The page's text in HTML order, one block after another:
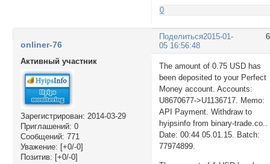
0
Поделиться2015-01-
05 16:56:48
onliner-76
Активный участник
Зарегистрирован: 2014-03-29
Приглашений: 0
Сообщений: 771
Уважение: [+0/-0]
Позитив: [+0/-0]
The amount of 0.75 USD has
been deposited to your Perfect
Money account. Accounts:
U8670677->U1136717. Memo:
API Payment. Withdraw to
hyipsinfo from binary-trade.co..
Date: 00:44 05.01.15. Batch:
77974899.